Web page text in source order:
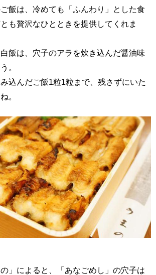
飯は、冷めても「ふんわり」とした食
も贅沢なひとときを提供してくれま
飯は、穴子のアラを炊き込んだ醤油味
。
込んだご飯1粒1粒まで、残さずにいた
。
の」によると、「あなごめし」の穴子は